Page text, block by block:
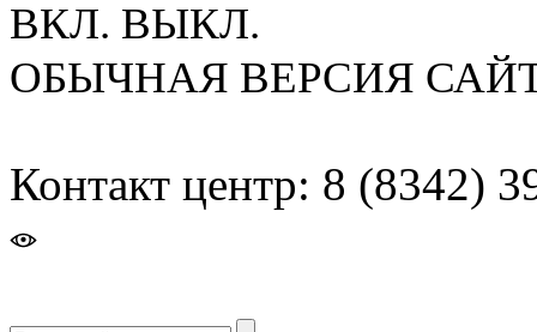
ВКЛ. ВЫКЛ.
ОБЫЧНАЯ ВЕРСИЯ
Контакт центр: 8 (8342)